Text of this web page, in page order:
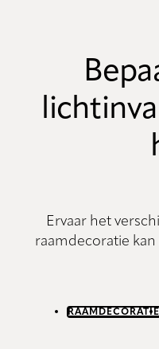
Ervaar het
raamdecoratie
RAAMDECORATIE